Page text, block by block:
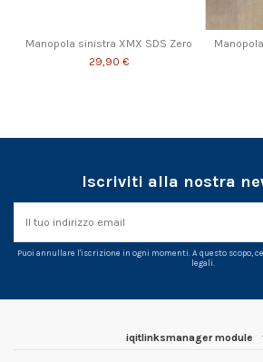
Manopola sinistra XMX SDS Zero
29,90 €
Iscriviti alla nostra
Puoi annullare l'iscrizione in ogni momenti. A questo scopo,
legali.
iqitlinksmanager module